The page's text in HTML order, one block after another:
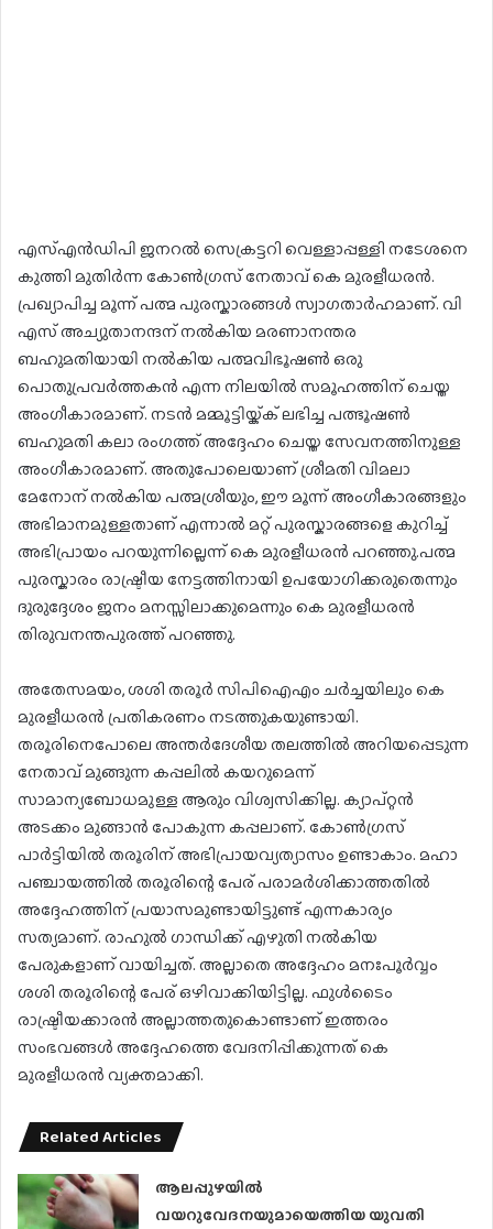
എസ്എൻഡിപി ജനറൽ സെക്രട്ടറി വെള്ളാപ്പള്ളി നടേശനെ
കുത്തി മുതിർന്ന കോൺഗ്രസ് നേതാവ് കെ മുരളീധരൻ.
പ്രഖ്യാപിച്ച മൂന്ന് പത്മ പുരസ്കാരങ്ങൾ സ്വാഗതാർഹമാണ്. വി
എസ് അച്യുതാനന്ദന് നൽകിയ മരണാനന്തര
ബഹുമതിയായി നൽകിയ പത്മവിഭൂഷൺ ഒരു
പൊതുപ്രവർത്തകൻ എന്ന നിലയിൽ സമൂഹത്തിന് ചെയ്ത
അംഗീകാരമാണ്. നടൻ മമ്മൂട്ടിയ്ക്ക് ലഭിച്ച പത്ഭൂഷൺ
ബഹുമതി കലാ രംഗത്ത് അദ്ദേഹം ചെയ്ത സേവനത്തിനുള്ള
അംഗീകാരമാണ്. അതുപോലെയാണ് ശ്രീമതി വിമലാ
മേനോന് നൽകിയ പത്മശ്രീയും, ഈ മൂന്ന് അംഗീകാരങ്ങളും
അഭിമാനമുള്ളതാണ് എന്നാൽ മറ്റ് പുരസ്കാരങ്ങളെ കുറിച്ച്
അഭിപ്രായം പറയുന്നില്ലെന്ന് കെ മുരളീധരൻ പറഞ്ഞു.പത്മ
പുരസ്കാരം രാഷ്ട്രീയ നേട്ടത്തിനായി ഉപയോഗിക്കരുതെന്നും
ദുരുദ്ദേശം ജനം മനസ്സിലാക്കുമെന്നും കെ മുരളീധരൻ
തിരുവനന്തപുരത്ത് പറഞ്ഞു.
അതേസമയം, ശശി തരൂർ സിപിഐഎം ചർച്ചയിലും കെ
മുരളീധരൻ പ്രതികരണം നടത്തുകയുണ്ടായി.
തരൂരിനെപോലെ അന്തർദേശീയ തലത്തിൽ അറിയപ്പെടുന്ന
നേതാവ് മുങ്ങുന്ന കപ്പലിൽ കയറുമെന്ന്
സാമാന്യബോധമുള്ള ആരും വിശ്വസിക്കില്ല. ക്യാപ്റ്റൻ
അടക്കം മുങ്ങാൻ പോകുന്ന കപ്പലാണ്. കോൺഗ്രസ്
പാർട്ടിയിൽ തരൂരിന് അഭിപ്രായവ്യത്യാസം ഉണ്ടാകാം. മഹാ
പഞ്ചായത്തിൽ തരൂരിന്റെ പേര് പരാമർശിക്കാത്തതിൽ
അദ്ദേഹത്തിന് പ്രയാസമുണ്ടായിട്ടുണ്ട് എന്നകാര്യം
സത്യമാണ്. രാഹുൽ ഗാന്ധിക്ക് എഴുതി നൽകിയ
പേരുകളാണ് വായിച്ചത്. അല്ലാതെ അദ്ദേഹം മനഃപൂർവ്വം
ശശി തരൂരിന്റെ പേര് ഒഴിവാക്കിയിട്ടില്ല. ഫുൾടൈം
രാഷ്ട്രീയക്കാരൻ അല്ലാത്തതുകൊണ്ടാണ് ഇത്തരം
സംഭവങ്ങൾ അദ്ദേഹത്തെ വേദനിപ്പിക്കുന്നത് കെ
മുരളീധരൻ വ്യക്തമാക്കി.
Related Articles
ആലപ്പുഴയിൽ
വയറുവേദനയുമായെത്തിയ യുവതി